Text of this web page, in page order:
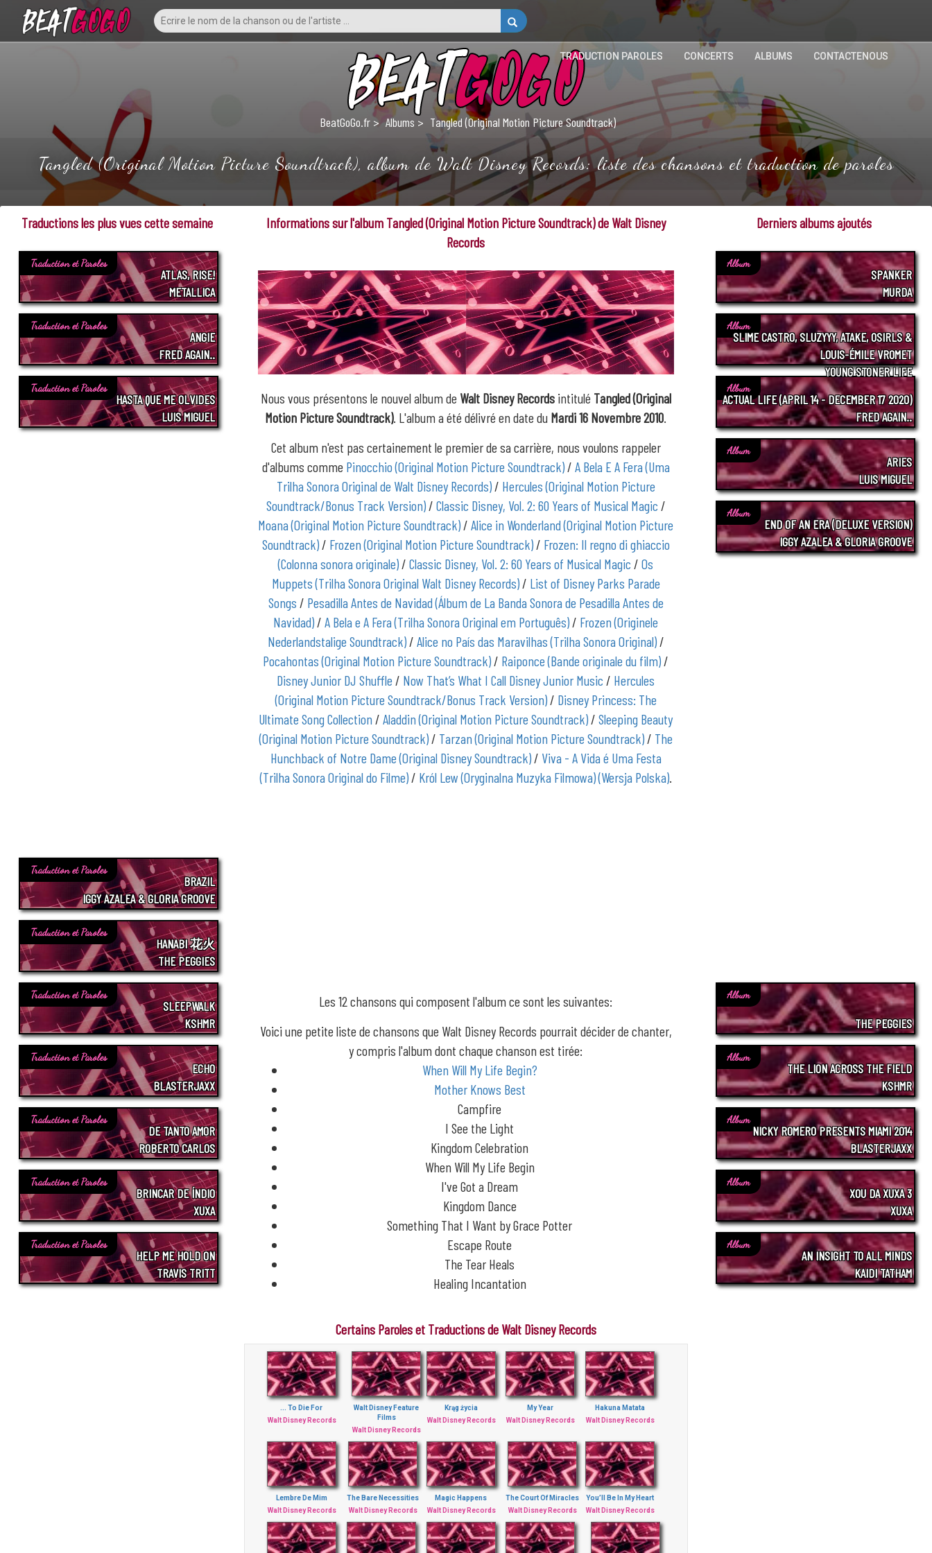
TRADUCTION PAROLES CONCERTS ALBUMS CONTACTENOUS
BeatGoGo.fr Albums Tangled (Original Motion Picture Soundtrack)
Tangled (Original Motion Picture Soundtrack), album de Walt Disney Records: liste des chansons et traduction de paroles
Informations sur l'album Tangled (Original Motion Picture Soundtrack) de Walt Disney
Records
Nous vous présentons le nouvel album de Walt Disney Recordsintitulé Tangled (Original
Motion Picture Soundtrack). L'album a été délivré en date du Mardi 16 Novembre 2010.
Cet album n'est pas certainement le premier de sa carrière, nous voulons rappeler
d'albums comme Pinocchio (Original Motion Picture Soundtrack)/ A Bela E A Fera (Uma
Trilha Sonora Original de Walt Disney Records)/ Hercules (Original Motion Picture
Soundtrack/Bonus Track Version)/ Classic Disney, Vol. 2: 60 Years of Musical Magic /
Moana (Original Motion Picture Soundtrack)/Alice in Wonderland (Original Motion Picture
Soundtrack)/ Frozen (Original Motion Picture Soundtrack)/ Frozen: Il regno di ghiaccio
(Colonna sonora originale)/Classic Disney, Vol. 2: 60 Years of Musical Magic /Os
Muppets (Trilha Sonora Original Walt Disney Records)/ List of Disney Parks Parade
Songs / Pesadilla Antes de Navidad (Álbum de La Banda Sonora de Pesadilla Antes de
Navidad)/A Bela e A Fera (Trilha Sonora Original em Português)/ Frozen (Originele
Nederlandstalige Soundtrack)/ Alice no País das Maravilhas (Trilha Sonora Original)/
Pocahontas (Original Motion Picture Soundtrack)/ Raiponce (Bande originale du film)/
Disney Junior DJ Shuffle / Now That’s What I Call Disney Junior Music / Hercules
(Original Motion Picture Soundtrack/Bonus Track Version)/ Disney Princess: The
Ultimate Song Collection /Aladdin (Original Motion Picture Soundtrack)/Sleeping Beauty
(Original Motion Picture Soundtrack)/ Tarzan (Original Motion Picture Soundtrack)/ The
Hunchback of Notre Dame (Original Disney Soundtrack)/ Viva - A Vida é Uma Festa
(Trilha Sonora Original do Filme)/ Król Lew (Oryginalna Muzyka Filmowa) (Wersja Polska).
Les 12 chansons qui composent l'album ce sont les suivantes:
Voici une petite liste de chansons que Walt Disney Records pourrait décider de chanter,
y compris l'album dont chaque chanson est tirée:
When Will My Life Begin?
Mother Knows Best
Campfire
I See the Light
Kingdom Celebration
When Will My Life Begin
I've Got a Dream
Kingdom Dance
Something That I Want by Grace Potter
Escape Route
The Tear Heals
Healing Incantation
Certains Paroles et Traductions de Walt Disney Records
... To Die For
Walt Disney Records
Walt Disney Feature
Films
Walt Disney Records
Krąg życia
Walt Disney Records
My Year
Walt Disney Records
Hakuna Matata
Walt Disney Records
Lembre De Mim
Walt Disney Records
The Bare Necessities
Walt Disney Records
Magic Happens
Walt Disney Records
The Court Of Miracles
Walt Disney Records
You’ll Be In My Heart
Walt Disney Records
Traductions les plus vues cette semaine
Traduction et Paroles
ATLAS, RISE!
METALLICA
Traduction et Paroles
ANGIE
FRED AGAIN..
Traduction et Paroles
HASTA QUE ME OLVIDES
LUIS MIGUEL
Traduction et Paroles
BRAZIL
IGGY AZALEA & GLORIA GROOVE
Traduction et Paroles
HANABI 花火
THE PEGGIES
Traduction et Paroles
SLEEPWALK
KSHMR
Traduction et Paroles
ECHO
BLASTERJAXX
Traduction et Paroles
DE TANTO AMOR
ROBERTO CARLOS
Traduction et Paroles
BRINCAR DE ÍNDIO
XUXA
Traduction et Paroles
HELP ME HOLD ON
TRAVIS TRITT
Derniers albums ajoutés
Album
SPANKER
MURDA
Album
SLIME CASTRO, SLUZYYY, ATAKE, OSIRLS &
LOUIS-ÉMILE VROMET
YOUNG STONER LIFE
Album
ACTUAL LIFE (APRIL 14 - DECEMBER 17 2020)
FRED AGAIN..
Album
ARIES
LUIS MIGUEL
Album
END OF AN ERA (DELUXE VERSION)
IGGY AZALEA & GLORIA GROOVE
Album
THE PEGGIES
Album
THE LION ACROSS THE FIELD
KSHMR
Album
NICKY ROMERO PRESENTS MIAMI 2014
BLASTERJAXX
Album
XOU DA XUXA 3
XUXA
Album
AN INSIGHT TO ALL MINDS
KAIDI TATHAM